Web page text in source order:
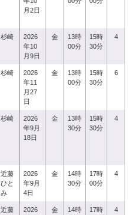
月2日
杉崎
2026
年10
月9日
金
13時
00分
15時
30分
4
杉崎
2026
年11
月27
日
金
13時
00分
15時
30分
6
杉崎
2026
年9月
18日
金
13時
30分
15時
30分
4
近藤
ひと
み
2026
年9月
4日
金
14時
30分
17時
00分
4
近藤
2026
金
14時
17時
4